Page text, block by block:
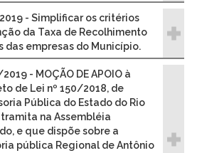
- Simplificar os critérios
da Taxa de Recolhimento
das empresas do Município.
- MOÇÃO DE APOIO à
de Lei nº 150/2018, de
Pública do Estado do Rio
na Assembléia
e que dispõe sobre a
pública Regional de Antônio